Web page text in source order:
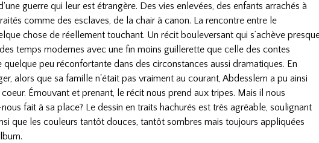
guerre qui leur est étrangère. Des vies enlevées, des enfants arrachés à
comme des esclaves, de la chair à canon. La rencontre entre le
chose de réellement touchant. Un récit bouleversant qui s’achève
temps modernes avec une fin moins guillerette que celle des contes
peu réconfortante dans des circonstances aussi dramatiques. En
alors que sa famille n'était pas vraiment au courant, Abdesslem a pu ainsi
Émouvant et prenant, le récit nous prend aux tripes. Mais il nous
fait à sa place? Le dessin en traits hachurés est très agréable, soulignant
que les couleurs tantôt douces, tantôt sombres mais toujours appliquées